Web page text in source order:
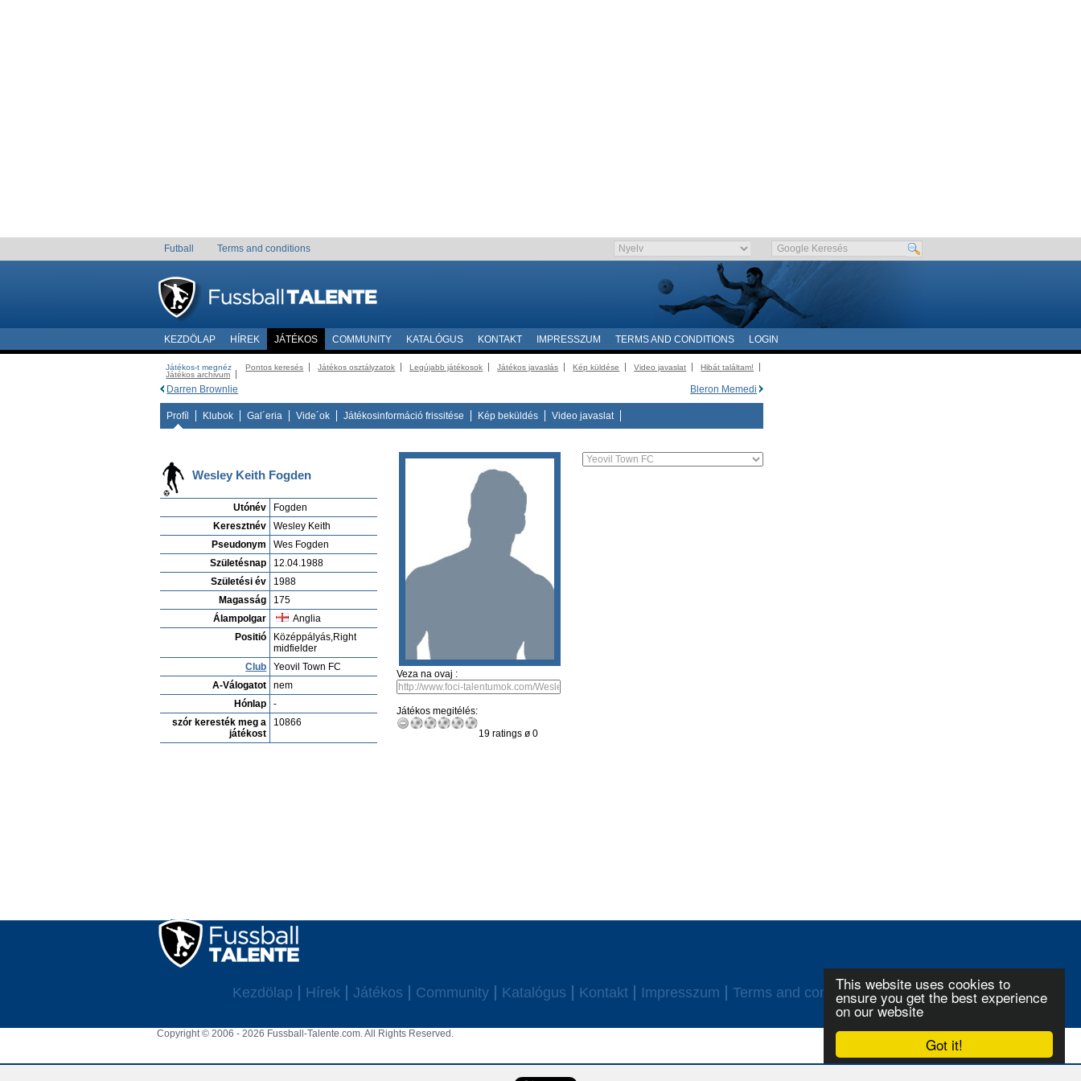
Got it!
This website uses cookies to
ensure you get the best experience
on our website
Futball Terms and conditions
KEZDÖLAP HÍREK JÁTÉKOS COMMUNITY KATALÓGUS KONTAKT IMPRESSZUM TERMS AND CONDITIONS LOGIN
Játékos-t megnéz Pontos keresés Játékos osztályzatok Legújabb játékosok Játékos javaslás Kép küldése Video javaslat
Hibát találtam!
Játékos archivum
Bleron Memedi
Darren Brownlie
Profíl Klubok Gal´eria Vide´ok Játékosinformáció frissitése Kép beküldés Video javaslat
Wesley Keith Fogden
Utónév
Fogden
Keresztnév
Wesley Keith
Pseudonym
Wes Fogden
Születésnap
12.04.1988
Születési év
1988
Magasság
175
Álampolgar
Anglia
Positió
Középpályás,Right
midfielder
Club
Yeovil Town FC
A-Válogatot
nem
Hónlap
-
szór keresték meg a
játékost
10866
Veza na ovaj :
Játékos megitélés:
19 ratings ø 0
Kezdölap Hírek Játékos Community Katalógus Kontakt Impresszum Terms and conditions Login
Copyright © 2006 - 2026 Fussball-Talente.com. All Rights Reserved.